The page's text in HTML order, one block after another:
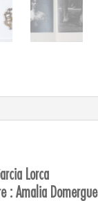
Lorca
: Amalia Domergue